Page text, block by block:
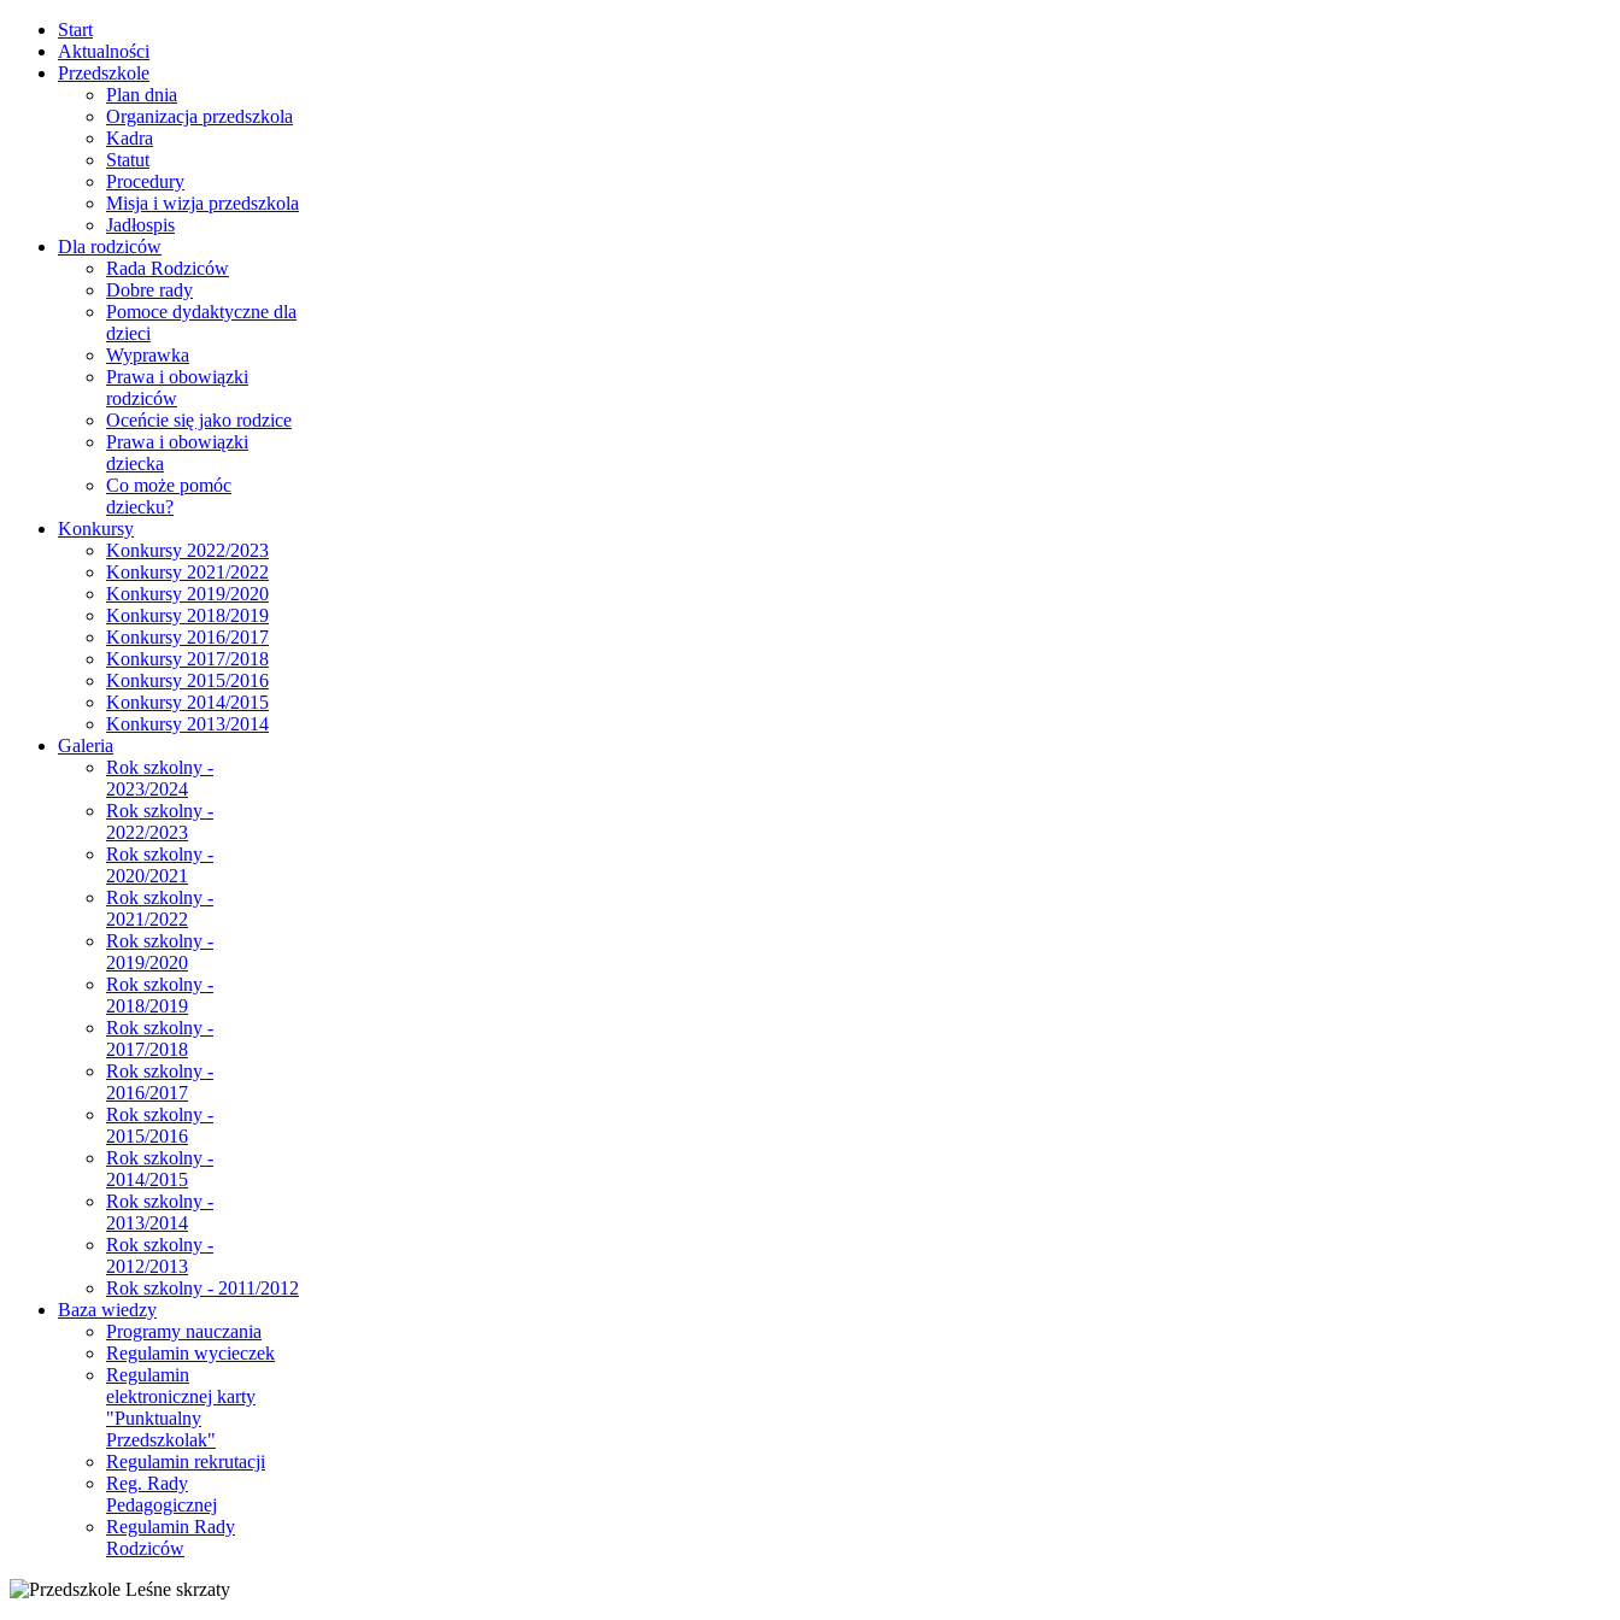
Start
Aktualności
Przedszkole
Plan dnia
Organizacja przedszkola
Kadra
Statut
Procedury
Misja i wizja przedszkola
Jadłospis
Dla rodziców
Rada Rodziców
Dobre rady
Pomoce dydaktyczne dla
dzieci
Wyprawka
Prawa i obowiązki
rodziców
Oceńcie się jako rodzice
Prawa i obowiązki
dziecka
Co może pomóc
dziecku?
Konkursy
Konkursy 2022/2023
Konkursy 2021/2022
Konkursy 2019/2020
Konkursy 2018/2019
Konkursy 2016/2017
Konkursy 2017/2018
Konkursy 2015/2016
Konkursy 2014/2015
Konkursy 2013/2014
Galeria
Rok szkolny -
2023/2024
Rok szkolny -
2022/2023
Rok szkolny -
2020/2021
Rok szkolny -
2021/2022
Rok szkolny -
2019/2020
Rok szkolny -
2018/2019
Rok szkolny -
2017/2018
Rok szkolny -
2016/2017
Rok szkolny -
2015/2016
Rok szkolny -
2014/2015
Rok szkolny -
2013/2014
Rok szkolny -
2012/2013
Rok szkolny - 2011/2012
Baza wiedzy
Programy nauczania
Regulamin wycieczek
Regulamin
elektronicznej karty
"Punktualny
Przedszkolak"
Regulamin rekrutacji
Reg. Rady
Pedagogicznej
Regulamin Rady
Rodziców